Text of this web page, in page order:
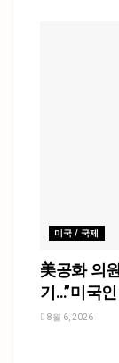
미국 / 국제
美공화 의
기…”미국
8월 6, 2026